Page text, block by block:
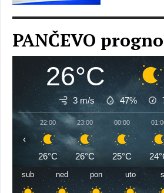
PANČEVO
26°C
3 m/s 47%
22:00
26°C
23:00
26°C
00:00
25°C
‹
sub ned pon uto